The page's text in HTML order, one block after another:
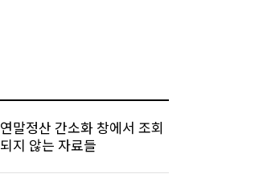
연말정산 간소화 창에서 조회
되지 않는 자료들